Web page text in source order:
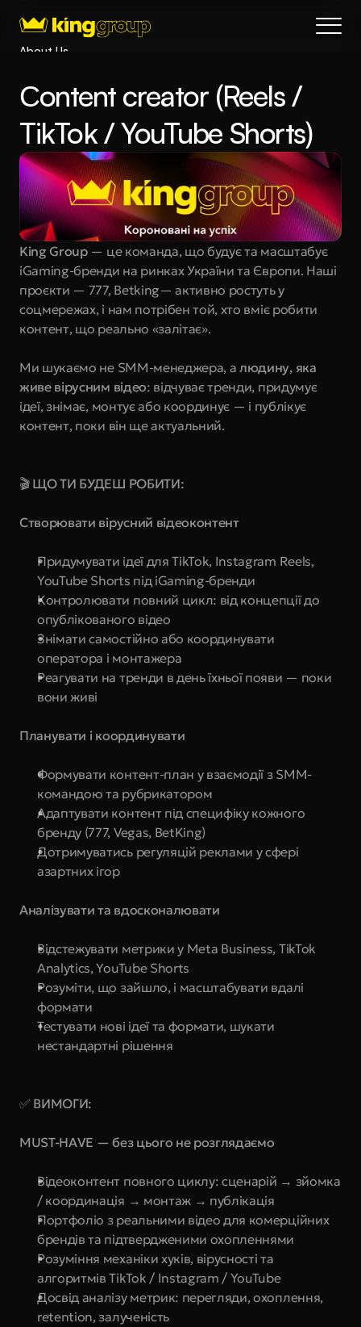
About Us
Services
Process
Coming Soon
King Interns
Legal
404
Book a call
Сontent creator (Reels /
TikTok / YouTube Shorts)
King Group — це команда, що будує та масштабує
iGaming-бренди на ринках України та Європи. Наші
проєкти — 777, Betking— активно ростуть у
соцмережах, і нам потрібен той, хто вміє робити
контент, що реально «залітає».
Ми шукаємо не SMM-менеджера, а людину, яка
живе вірусним відео: відчуває тренди, придумує
ідеї, знімає, монтує або координує — і публікує
контент, поки він ще актуальний.
🎬 ЩО ТИ БУДЕШ РОБИТИ:
Створювати вірусний відеоконтент
Придумувати ідеї для TikTok, Instagram Reels,
YouTube Shorts під iGaming-бренди
Контролювати повний цикл: від концепції до
опублікованого відео
Знімати самостійно або координувати
оператора і монтажера
Реагувати на тренди в день їхньої появи — поки
вони живі
Планувати і координувати
Формувати контент-план у взаємодії з SMM-
командою та рубрикатором
Адаптувати контент під специфіку кожного
бренду (777, Vegas, BetKing)
Дотримуватись регуляцій реклами у сфері
азартних ігор
Аналізувати та вдосконалювати
Відстежувати метрики у Meta Business, TikTok
Analytics, YouTube Shorts
Розуміти, що зайшло, і масштабувати вдалі
формати
Тестувати нові ідеї та формати, шукати
нестандартні рішення
✅ ВИМОГИ:
MUST-HAVE — без цього не розглядаємо
Відеоконтент повного циклу: сценарій → зйомка
/ координація → монтаж → публікація
Портфоліо з реальними відео для комерційних
брендів та підтвердженими охопленнями
Розуміння механіки хуків, вірусності та
алгоритмів TikTok / Instagram / YouTube
Досвід аналізу метрик: перегляди, охоплення,
retention, залученість